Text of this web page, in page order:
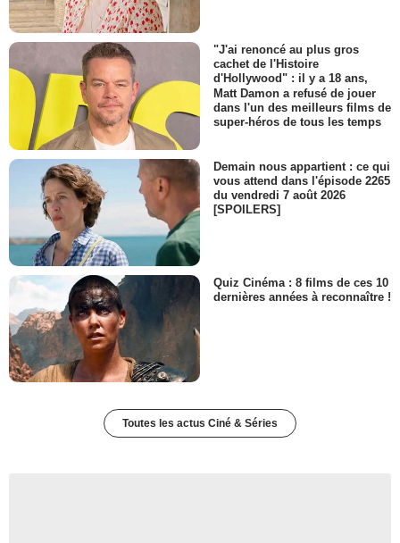
"J'ai renoncé au plus gros
cachet de l'Histoire
d'Hollywood" : il y a 18 ans,
Matt Damon a refusé de jouer
dans l'un des meilleurs films de
super-héros de tous les temps
Demain nous appartient : ce qui
vous attend dans l'épisode 2265
du vendredi 7 août 2026
[SPOILERS]
Quiz Cinéma : 8 films de ces 10
dernières années à reconnaître !
Toutes les actus Ciné & Séries